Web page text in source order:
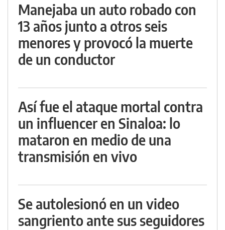
Manejaba un auto robado con
13 años junto a otros seis
menores y provocó la muerte
de un conductor
Así fue el ataque mortal contra
un influencer en Sinaloa: lo
mataron en medio de una
transmisión en vivo
Se autolesionó en un video
sangriento ante sus seguidores